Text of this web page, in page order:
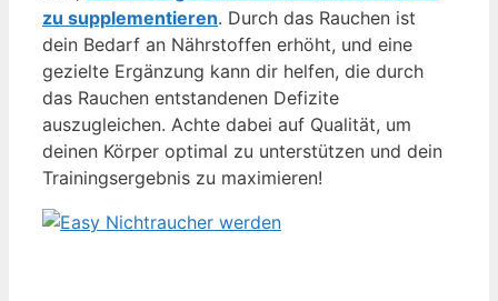
zu supplementieren. Durch das Rauchen ist
dein Bedarf an Nährstoffen erhöht, und eine
gezielte Ergänzung kann dir helfen, die durch
das Rauchen entstandenen Defizite
auszugleichen. Achte dabei auf Qualität, um
deinen Körper optimal zu unterstützen und dein
Trainingsergebnis zu maximieren!